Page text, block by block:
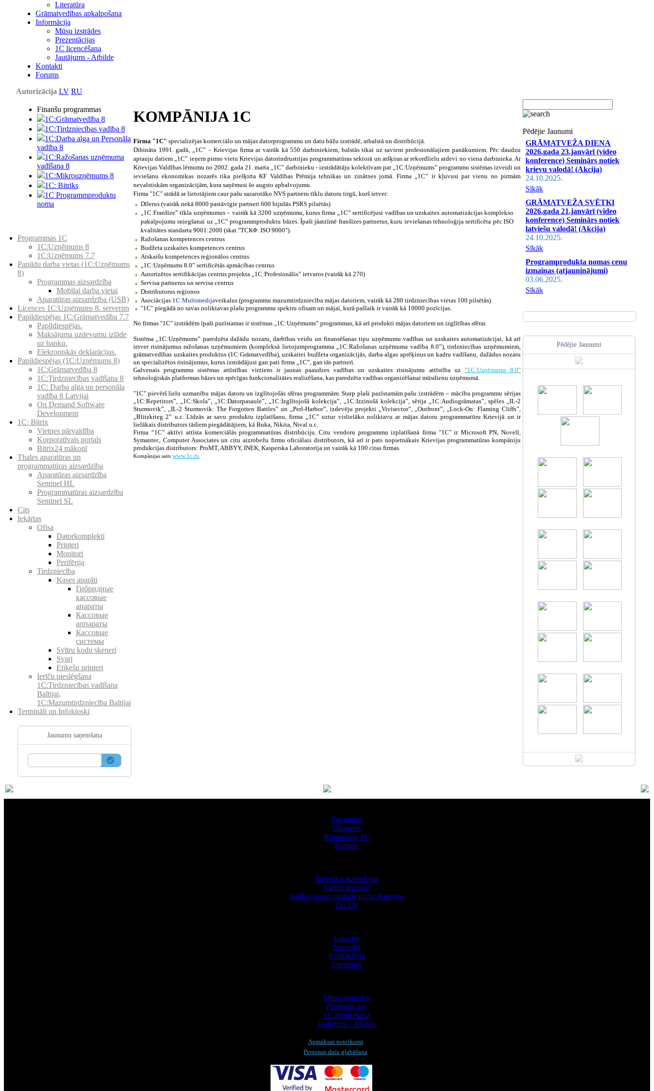
Literatūra
Grāmatvedības apkalpošana
Informācija
Mūsu izstrādes
Prezentācijas
1С licencēšana
Jautājums - Atbilde
Kontakti
Forums
Autorizācija LV RU
Finanšu programmas
1C:Grāmatvedība 8
1C:Tirdzniecības vadība 8
1C:Darba alga un Personāla
vadība 8
1C:Ražošanas uzņēmuma
vadīšana 8
1С:Мikrouzņēmums 8
1C: Bitriks
1C Programmproduktu
noma
Programmas 1C
1C:Uzņēmums 8
1C:Uzņēmums 7.7
Papildu darba vietas (1C:Uzņēmums
8)
Programmas aizsardzība
Mobilai darba vietai
Aparatūras aizsardzība (USB)
Licences 1C:Uzņēmums 8. serverim
Papildiespējas 1C:Grāmatvedība 7.7
Papildiespējas.
Maksājuma uzdevumu izlāde
uz banku.
Elekroniskās deklarācijas.
Papildiespējas (1C:Uzņēmums 8)
1C:Grāmatvedība 8
1C:Tirdzniecības vadīšana 8
1С: Darba alga un personāla
vadība 8 Latvijai
On Demand Software
Development
1C: Bitrix
Vietnes pārvaldība
Korporatīvais portals
Bitrix24 mākonī
Thales aparatūras un
programmatūras aizsardzība
Aparatūras aizsardzība
Sentinel HL
Programmatūras aizsardzība
Sentinel SL
Cits
Iekārtas
Ofisa
Datorkomplekti
Printeri
Monitori
Perifērija
Tirdzniecība
Kases aparāti
Гибридные
кассовые
апараты
Кассовые
аппараты
Кассовые
системы
Svītru kodu skeneri
Svari
Etiķešu printeri
Ierīču pieslēgšana
1C:Tirdzniecības vadīšana
Baltijai,
1C:Mazumtirdzniecība Baltijai
Termināli un Infokioski
Jaunumu saņemšana
KOMPĀNIJA 1C
Firma "1C" specializējas komerciālo un mājas datorprogrammu un datu bāžu izstrādē, atbalstā un distribūcijā.
Dibināta 1991. gadā, „1C” – Krievijas firma ar vairāk kā 550 darbiniekiem, balstās tikai uz saviem profesionālajiem panākumiem. Pēc daudzu
aptauju datiem „1C” ieņem pirmo vietu Krievijas datorindrustrijas programmatūras sektorā un atšķiras ar rekordlielu atdevi no viena darbinieka. Ar
Krievijas Valdības lēmumu no 2002. gada 21. marta „1C” darbinieku - izstrādātāju kolektīvam par „1C:Uzņēmums” programmu sistēmas izveidi un
ieviešanu ekonomikas nozarēs tika piešķirta KF Valdības Prēmija tehnikas un zinātnes jomā. Firma „1C” ir kļuvusi par vienu no pirmām
nevalstiskām organizācijām, kura saņēmusi šo augsto apbalvojumu.
Firma "1C" strādā ar lietotājiem caur pašu sazarotāko NVS partneru tīklu datoru tirgū, kurš ietver:
Dīlerus (vairāk nekā 8000 pastāvīgie partneri 600 bijušās PSRS pilsētās)
„1С:Franšīze” tīkla uzņēmumus – vairāk kā 3200 uzņēmumu, kurus firma „1C” sertificējusi vadības un uzskaites automatizācijas komplekso
pakalpojumu sniegšanai uz „1C” programmproduktu bāzes. Īpaši jāatzīmē franšīzes partnerus, kuru ieviešanas tehnoloģija sertificēta pēc ISO
kvalitātes standarta 9001:2000 (skat."ТСКФ. ISO 9000").
Ražošanas kompetences centrus
Budžeta uzskaites kompetences centrus
Atskaišu kompetences reģionālos centrus
„1C:Uzņēmums 8.0” sertificētās apmācības centrus
Аutorizētos sertifikācijas centrus projekta „1C:Profesionālis” ietvaros (vairāk kā 270)
Servisa partnerus un servisa centrus
Distributorus reģionos
Asociācijas 1С:Мultimedijaveikalus (programmu mazumtirdzniecība mājas datoriem, vairāk kā 280 tirdzniecības vietas 100 pilsētās)
"1C" piegādā no savas noliktavas plašu programmu spektru ofisam un mājai, kurā pašlaik ir vairāk kā 10000 pozīcijas.
No firmas "1C" izstrādēm īpaši pazīstamas ir sistēmas „1C:Uzņēmums” programmas, kā arī produkti mājas datoriem un izglītības sfērai.
Sistēma „1C:Uzņēmums” paredzēta dažādu nozaru, darbības veidu un finansēšanas tipu uzņēmumu vadības un uzskaites automatizācijai, kā arī
ietver risinājumus ražošanas uzņēmumiem (kompleksā lietojumprogramma „1C:Ražošanas uzņēmuma vadība 8.0”), tirdzniecības uzņēmumiem,
grāmatvedības uzskaites produktus (1C:Grāmatvedība), uzskaitei budžeta organizācijās, darba algas aprēķinus un kadru vadīšanu, dažādus nozaru
un specializētos risinājumus, kurus izstrādājusi gan pati firma „1C”, gan tās partneri.
Galvenais programmu sistēmas attīstības virziens ir jaunas paaudzes vadības un uzskaites risinājumu attīstība uz "1C:Uzņēmums 8.0"
tehnoloģiskās platformas bāzes un spēcīgas funkcionalitātes realizēšana, kas paredzēta vadības organizēšanai mūsdienu uzņēmumā.
"1C" pievērš lielu uzmanību mājas datoru un izglītojošās sfēras programmām. Starp plaši pazīstamām pašu izstrādēm – mācību programmu sērijas
„1C:Repetitors”, „1C:Skola”, „1C:Datorpasaule”, „1C:Izglītojošā kolekcija”, „1C:Izzinošā kolekcija”, sērija „1C:Audiogrāmatas”, spēles „IL-2
Sturmovik”, „IL-2 Sturmovik: The Forgotten Battles” un „Perl-Harbor”, izdevēju projekti „Vivisector”, „Outfront”, „Lock-On: Flaming Cliffs”,
„Blitzkrieg 2” u.c. Līdzās ar savu produktu izplatīšanu, firma „1C” uztur vislielāko noliktavu ar mājas datoru programmatūru Krievijā un ir
lielākais distributors tādiem piegādātājiem, kā Buka, Nikita, Nival u.c.
Firma “1C” aktīvi attīsta komerciālās programmatūras distribūciju. Citu vendoru programmu izplatīšanā firma "1C" ir Microsoft PN, Novell,
Symantec, Computer Associates un citu aizrobežu firmu oficiālais distributors, kā arī ir pats nopietnākais Krievijas programmatūras kompāniju
produkcijas distributors: ProMT, ABBYY, INEK, Kasperska Laboratorija un vairāk kā 100 citas firmas.
Kompānijas saits www.1c.ru
Pēdējie Jaunumi
GRĀMATVEŽA DIENA
2026.gada 23.janvārī (video
konference) Seminārs notiek
krievu valodā! (Akcija)
24.10.2025.
Sīkāk
GRĀMATVEŽA SVĒTKI
2026.gada 21.janvārī (video
konference) Seminārs notiek
latviešu valodā! (Akcija)
24.10.2025.
Sīkāk
Programprodukta nomas cenu
izmaiņas (atjauninājumi)
03.06.2025.
Sīkāk
Pēdējie Jaunumi
Par mums
Vakances
Kompānija 1С
Partneri
Servisa apkalpošana
Vietņu izstrāde
Salikto kravu piegāde no/uz Krieviju
Tax.LV
Lekcijas
Semināri
Sertifikācija
Literatūra
Mūsu izstrādes
Prezentācijas
1С licencēšana
Jautājums - Atbilde
Apmaksas noteikumi
Personas datu glabāšana